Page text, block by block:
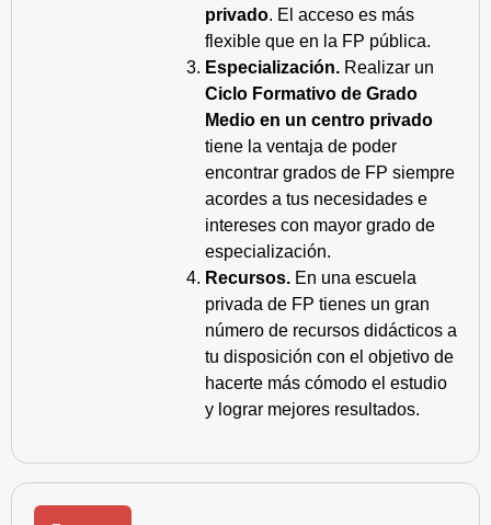
privado. El acceso es más
flexible que en la FP pública.
Especialización. Realizar un
Ciclo Formativo de Grado
Medio en un centro privado
tiene la ventaja de poder
encontrar grados de FP siempre
acordes a tus necesidades e
intereses con mayor grado de
especialización.
Recursos. En una escuela
privada de FP tienes un gran
número de recursos didácticos a
tu disposición con el objetivo de
hacerte más cómodo el estudio
y lograr mejores resultados.